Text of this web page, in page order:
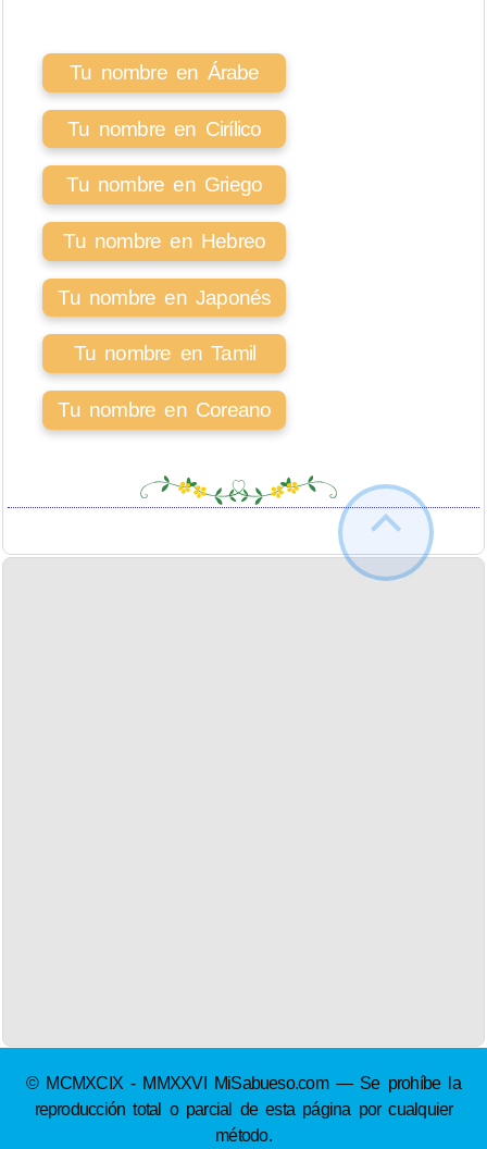
Tu nombre en Árabe
Tu nombre en Cirílico
Tu nombre en Griego
Tu nombre en Hebreo
Tu nombre en Japonés
Tu nombre en Tamil
Tu nombre en Coreano
© MCMXCIX - MMXXVI MiSabueso.com — Se prohíbe la
reproducción total o parcial de esta página por cualquier
método.